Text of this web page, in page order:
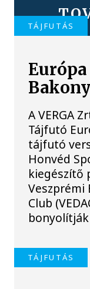
TÁJFUTÁS
A VERGA
Tájfutó
tájfutó
Honvéd
kiegészítő
Veszprémi
Club
TÁJFUTÁS